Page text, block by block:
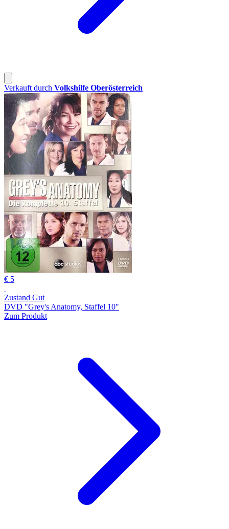
Verkauft durch Volkshilfe Oberösterreich
€ 5
Zustand Gut
DVD "Grey's Anatomy, Staffel 10"
Zum Produkt